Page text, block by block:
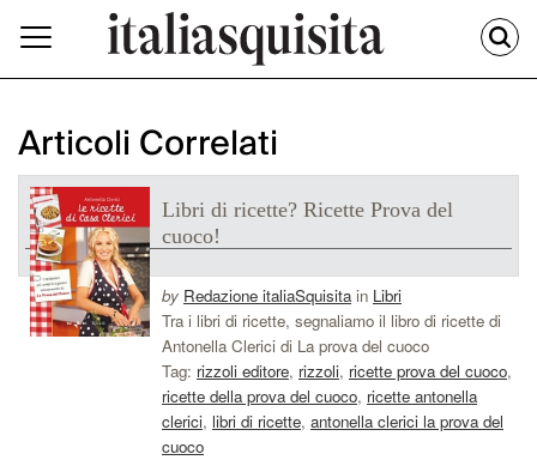
Articoli Correlati
Libri di ricette? Ricette Prova del
cuoco!
by Redazione italiaSquisitain Libri
Tra i libri di ricette, segnaliamo il libro di ricette di
Antonella Clerici di La prova del cuoco
Tag: rizzoli editore, rizzoli, ricette prova del cuoco,
ricette della prova del cuoco, ricette antonella
clerici, libri di ricette, antonella clerici la prova del
cuoco